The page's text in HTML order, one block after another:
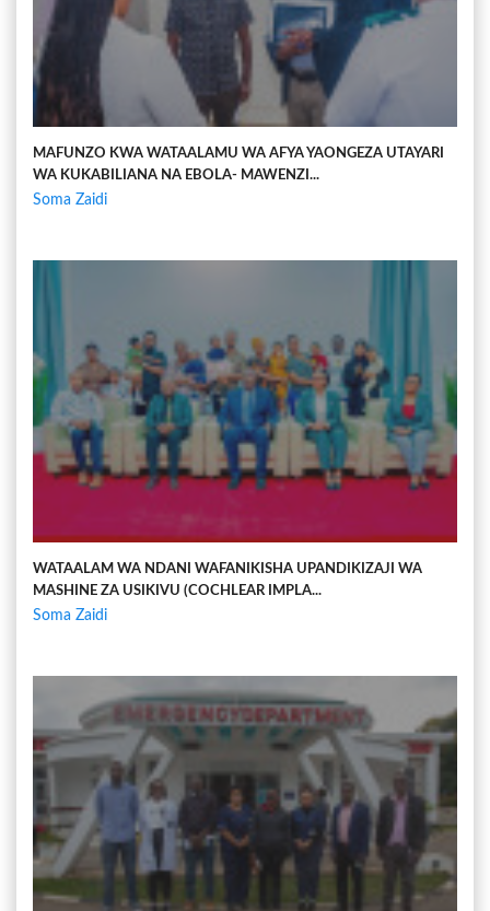
MAFUNZO KWA WATAALAMU WA AFYA YAONGEZA UTAYARI
WA KUKABILIANA NA EBOLA- MAWENZI...
Soma Zaidi
WATAALAM WA NDANI WAFANIKISHA UPANDIKIZAJI WA
MASHINE ZA USIKIVU (COCHLEAR IMPLA...
Soma Zaidi